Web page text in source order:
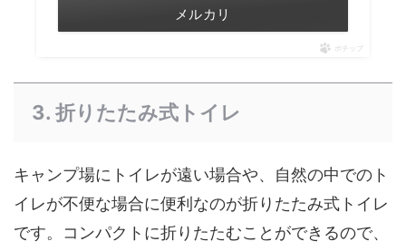
メルカリ
ポチップ
3. 折りたたみ式トイレ
キャンプ場にトイレが遠い場合や、自然の中でのト
イレが不便な場合に便利なのが折りたたみ式トイレ
です。コンパクトに折りたたむことができるので、